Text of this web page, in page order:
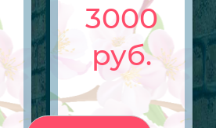
3000
руб.